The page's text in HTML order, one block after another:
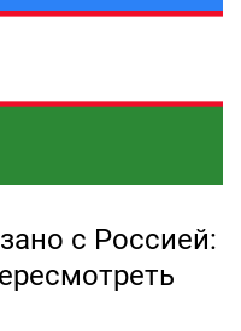
с Россией: